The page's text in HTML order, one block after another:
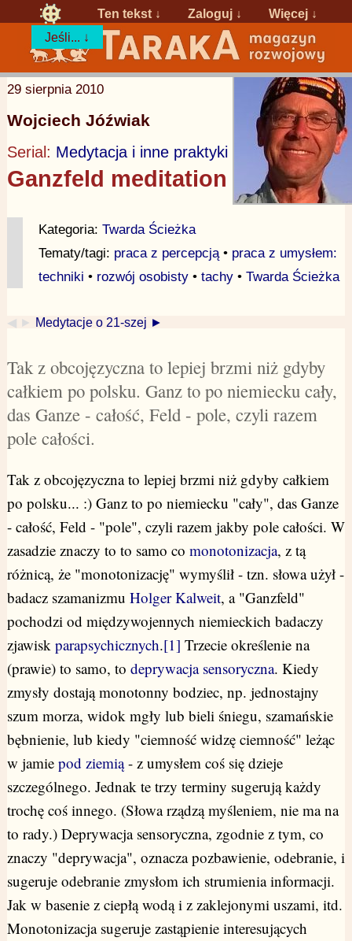
Ten tekst ↓ Zaloguj ↓
Więcej ↓
Jeśli... ↓
29 sierpnia 2010
Wojciech Jóźwiak
Serial: Medytacja i inne praktyki
Ganzfeld meditation
Kategoria: Twarda Ścieżka
Tematy/tagi: praca z percepcją• praca z umysłem:
techniki • rozwój osobisty• tachy• Twarda Ścieżka
◀ ► Medytacje o 21-szej ►
Tak z obcojęzyczna to lepiej brzmi niż gdyby
całkiem po polsku. Ganz to po niemiecku cały,
das Ganze - całość, Feld - pole, czyli razem
pole całości.
Tak z obcojęzyczna to lepiej brzmi niż gdyby całkiem
po polsku... :) Ganz to po niemiecku "cały", das Ganze
- całość, Feld - "pole", czyli razem jakby pole całości. W
zasadzie znaczy to to samo co monotonizacja, z tą
różnicą, że "monotonizację" wymyślił - tzn. słowa użył -
badacz szamanizmu Holger Kalweit, a "Ganzfeld"
pochodzi od międzywojennych niemieckich badaczy
zjawisk parapsychicznych.[1] Trzecie określenie na
(prawie) to samo, to deprywacja sensoryczna. Kiedy
zmysły dostają monotonny bodziec, np. jednostajny
szum morza, widok mgły lub bieli śniegu, szamańskie
bębnienie, lub kiedy "ciemność widzę ciemność" leżąc
w jamie pod ziemią- z umysłem coś się dzieje
szczególnego. Jednak te trzy terminy sugerują każdy
trochę coś innego. (Słowa rządzą myśleniem, nie ma na
to rady.) Deprywacja sensoryczna, zgodnie z tym, co
znaczy "deprywacja", oznacza pozbawienie, odebranie, i
sugeruje odebranie zmysłom ich strumienia informacji.
Jak w basenie z ciepłą wodą i z zaklejonymi uszami, itd.
Monotonizacja sugeruje zastąpienie interesujących